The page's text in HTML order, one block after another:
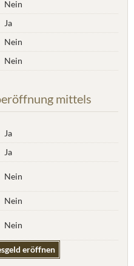
Nein
Ja
Nein
Nein
mittels
Ja
Ja
Nein
Nein
Nein
eröffnen